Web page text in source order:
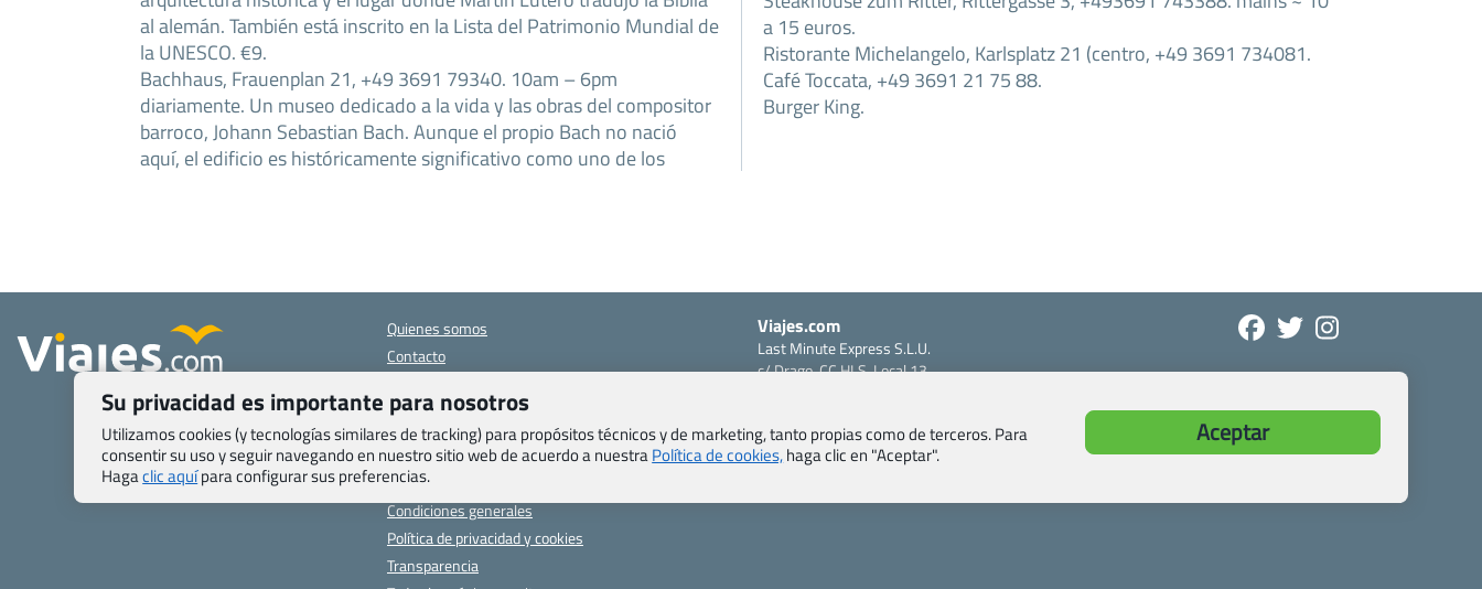
al alemán. También está inscrito en la Lista del Patrimonio Mundial de
la UNESCO. €9.
Bachhaus, Frauenplan 21, +49 3691 79340. 10am – 6pm
diariamente. Un museo dedicado a la vida y las obras del compositor
barroco, Johann Sebastian Bach. Aunque el propio Bach no nació
aquí, el edificio es históricamente significativo como uno de los
a 15 euros.
Ristorante Michelangelo, Karlsplatz 21 (centro, +49 3691 734081.
Café Toccata, +49 3691 21 75 88.
Burger King.
Quienes somos
Contacto
específicas
Blog de Viajes.com
Registro de agencias
Preguntas frecuentes
Condiciones generales
Política de privacidad y cookies
Transparencia
Viajes.com
Last Minute Express S.L.U.
c/ Drago, CC HLS, Local 13
CIF: B76740091
Tfno: +34 922-97-17-27
Su privacidad es importante para nosotros
Utilizamos cookies (y tecnologías similares de tracking) para propósitos técnicos y de marketing, tanto propias como de terceros. Para
consentir su uso y seguir navegando en nuestro sitio web de acuerdo a nuestraPolítica de cookies,haga clic en "Aceptar".
Hagaclic aquípara configurar sus preferencias.
Aceptar